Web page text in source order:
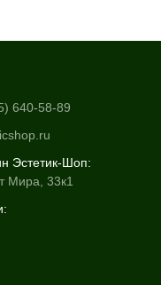
640-58-89
Эстетик-Шоп:
Мира, 33к1